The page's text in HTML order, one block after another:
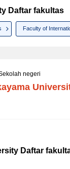
Daftar fakultas
Faculty of
negeri
Daftar